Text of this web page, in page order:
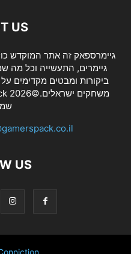
US
גיימרספאק זה אתר המוקדש
גיימרים, התעשייה וכל מה
ביקורות ומבטים מקדימים
US